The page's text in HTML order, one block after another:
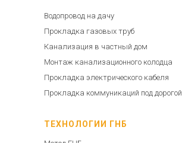
ТЕХНОЛОГИИ ГНБ
Водопровод на дачу
Прокладка газовых труб
Канализация в частный дом
Монтаж канализационного колодца
Прокладка электрического кабеля
Прокладка коммуникаций под дорогой